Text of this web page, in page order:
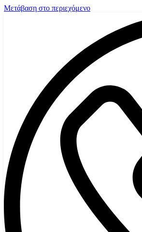
Μετάβαση στο περιεχόμενο